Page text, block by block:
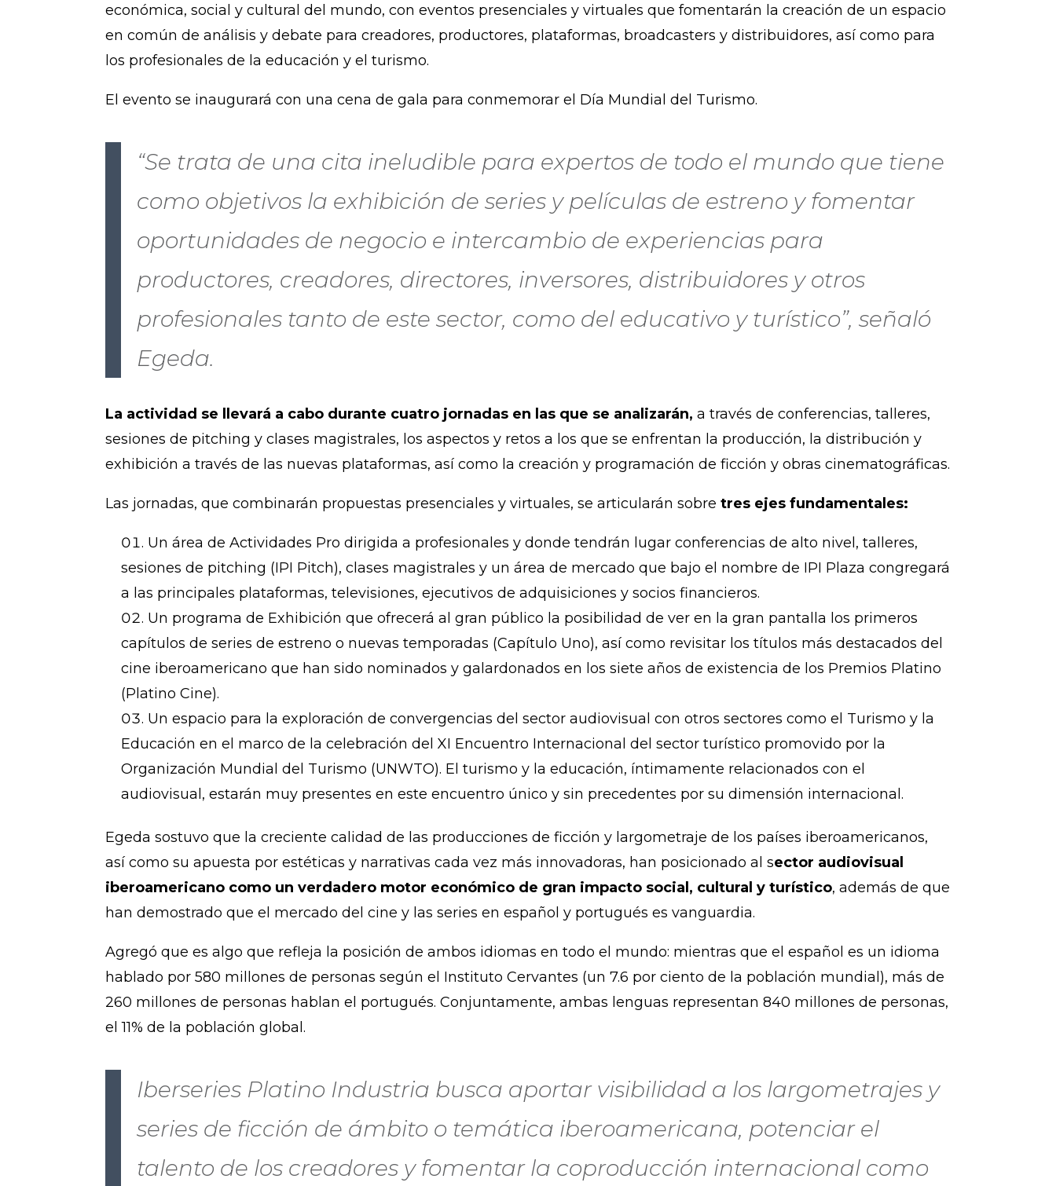
económica, social y cultural del mundo, con eventos presenciales y virtuales que fomentarán la creación de un espacio
en común de análisis y debate para creadores, productores, plataformas, broadcasters y distribuidores, así como para
los profesionales de la educación y el turismo.
El evento se inaugurará con una cena de gala para conmemorar el Día Mundial del Turismo.
“Se trata de una cita ineludible para expertos de todo el mundo que tiene
como objetivos la exhibición de series y películas de estreno y fomentar
oportunidades de negocio e intercambio de experiencias para
productores, creadores, directores, inversores, distribuidores y otros
profesionales tanto de este sector, como del educativo y turístico”, señaló
Egeda.
La actividad se llevará a cabo durante cuatro jornadas en las que se analizarán, a través de conferencias, talleres,
sesiones de pitching y clases magistrales, los aspectos y retos a los que se enfrentan la producción, la distribución y
exhibición a través de las nuevas plataformas, así como la creación y programación de ficción y obras cinematográficas.
Las jornadas, que combinarán propuestas presenciales y virtuales, se articularán sobretres ejes fundamentales:
Un área de Actividades Pro dirigida a profesionales y donde tendrán lugar conferencias de alto nivel, talleres,
sesiones de pitching (IPI Pitch), clases magistrales y un área de mercado que bajo el nombre de IPI Plaza congregará
a las principales plataformas, televisiones, ejecutivos de adquisiciones y socios financieros.
Un programa de Exhibición que ofrecerá al gran público la posibilidad de ver en la gran pantalla los primeros
capítulos de series de estreno o nuevas temporadas (Capítulo Uno), así como revisitar los títulos más destacados del
cine iberoamericano que han sido nominados y galardonados en los siete años de existencia de los Premios Platino
(Platino Cine).
Un espacio para la exploración de convergencias del sector audiovisual con otros sectores como el Turismo y la
Educación en el marco de la celebración del XI Encuentro Internacional del sector turístico promovido por la
Organización Mundial del Turismo (UNWTO). El turismo y la educación, íntimamente relacionados con el
audiovisual, estarán muy presentes en este encuentro único y sin precedentes por su dimensión internacional.
Egeda sostuvo que la creciente calidad de las producciones de ficción y largometraje de los países iberoamericanos,
así como su apuesta por estéticas y narrativas cada vez más innovadoras, han posicionado al sector audiovisual
iberoamericano como un verdadero motor económico de gran impacto social, cultural y turístico, además de que
han demostrado que el mercado del cine y las series en español y portugués es vanguardia.
Agregó que es algo que refleja la posición de ambos idiomas en todo el mundo: mientras que el español es un idioma
hablado por 580 millones de personas según el Instituto Cervantes (un 7.6 por ciento de la población mundial), más de
260 millones de personas hablan el portugués. Conjuntamente, ambas lenguas representan 840 millones de personas,
el 11% de la población global.
Iberseries Platino Industria busca aportar visibilidad a los largometrajes y
series de ficción de ámbito o temática iberoamericana, potenciar el
talento de los creadores y fomentar la coproducción internacional como